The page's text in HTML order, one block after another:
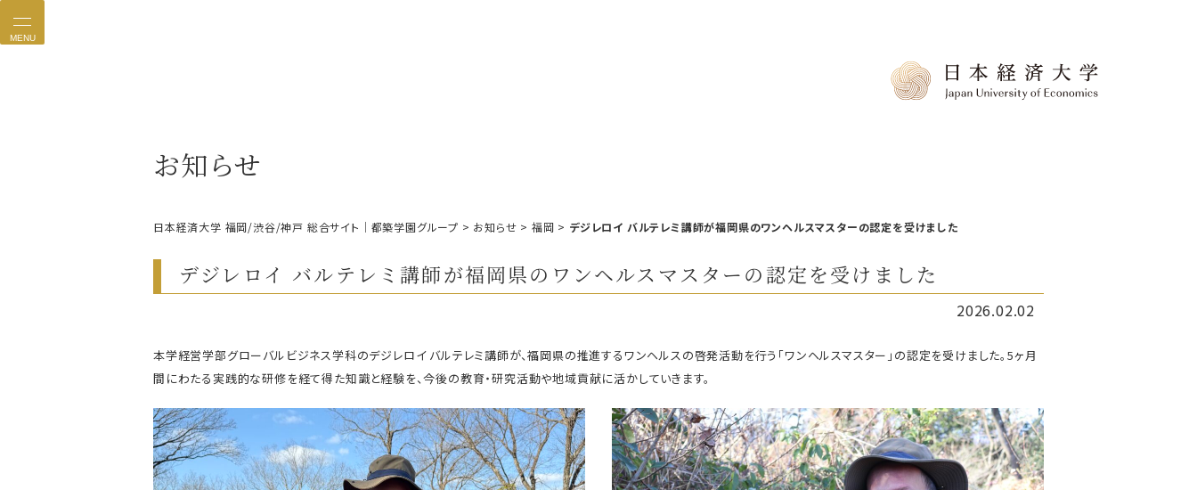
MENU
お知らせ
日本経済大学 福岡/渋谷/神戸 総合サイト｜都築学園グループ > お知らせ >福岡 > デジレロイ バルテレミ講師が福岡県のワンヘルスマスターの認定を受けました
デジレロイ バルテレミ講師が福岡県のワンヘルスマスターの認定を受けました
2026.02.02
本学経営学部グローバルビジネス学科のデジレロイ バルテレミ講師が、福岡県の推進するワンヘルスの啓発活動を行う「ワンヘルスマスター」の認定を受けました。5ヶ月
間にわたる実践的な研修を経て得た知識と経験を、今後の教育・研究活動や地域貢献に活かしていきます。